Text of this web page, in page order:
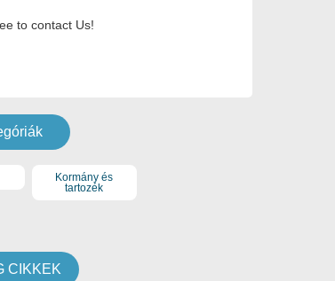
to contact Us!
Kormány és
tartozék
CIKKEK